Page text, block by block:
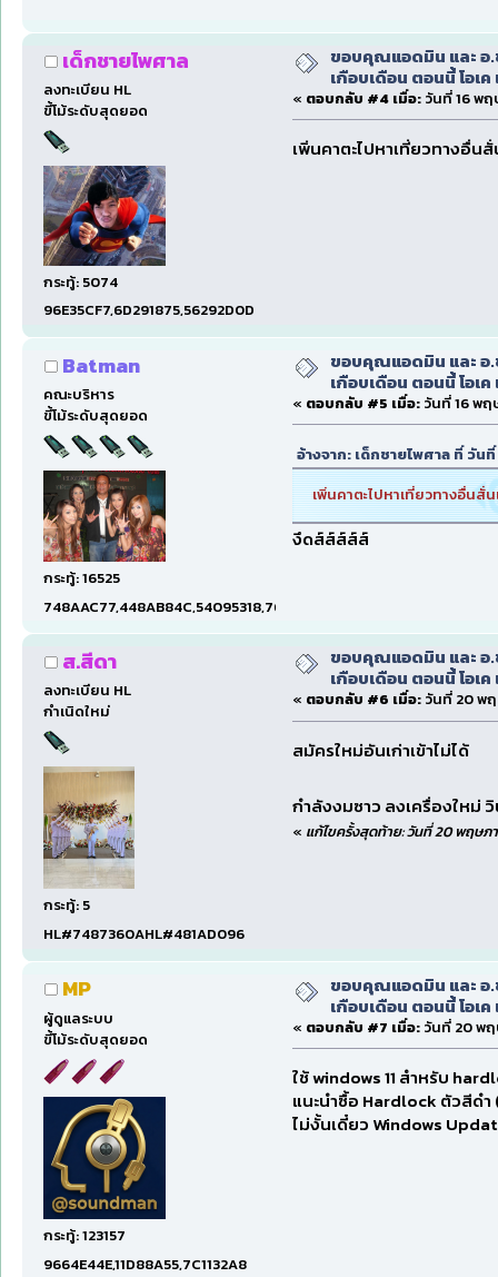
เด็กชายไพศาล
ลงทะเบียน HL
ขี้โม้ระดับสุดยอด
กระทู้: 5074
96E35CF7,6D291875,56292D0D
ขอบคุณแอดมิน และ อ.
เกือบเดือน ตอนนี้ โอเค
« ตอบกลับ #4 เมื่อ: วันที่ 16 พฤ
เพิ่นคาตะไปหาเที่ยวทางอื่น
Batman
คณะบริหาร
ขี้โม้ระดับสุดยอด
กระทู้: 16525
748AAC77,448AB84C,54095318,7660DAE5,97606B15,47C5E
ขอบคุณแอดมิน และ อ.
เกือบเดือน ตอนนี้ โอเค
« ตอบกลับ #5 เมื่อ: วันที่ 16 พฤ
อ้างจาก: เด็กชายไพศาล ที่ วั
เพิ่นคาตะไปหาเที่ยวทางอื่นสั่
งึดส์ส์ส์ส์ส์
ส.สีดา
ลงทะเบียน HL
กำเนิดใหม่
กระทู้: 5
HL#7487360AHL#481AD096
ขอบคุณแอดมิน และ อ.
เกือบเดือน ตอนนี้ โอเค
« ตอบกลับ #6 เมื่อ: วันที่ 20 พ
สมัครใหม่อันเก่าเข้าไม่ได้
กำลังงมซาว ลงเครื่องใหม่
« แก้ไขครั้งสุดท้าย: วันที่ 20 พฤษภา
MP
ผู้ดูแลระบบ
ขี้โม้ระดับสุดยอด
กระทู้: 123157
9664E44E,11D88A55,7C1132A8
ขอบคุณแอดมิน และ อ.
เกือบเดือน ตอนนี้ โอเค
« ตอบกลับ #7 เมื่อ: วันที่ 20 พฤ
ใช้ windows 11 สำหรับ
แนะนำซื้อ Hardlock ตัวสีดำ
ไม่งั้นเดี๋ยว Windows